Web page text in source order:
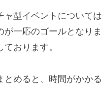
ャ型イベントについて
が一応のゴールとなり
ております。
めると、 時間がかか